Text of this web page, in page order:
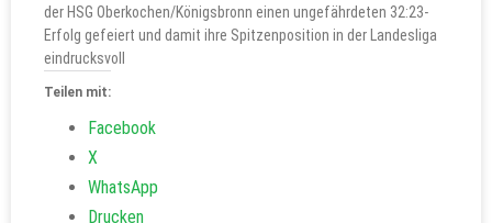
der HSG Oberkochen/Königsbronn einen ungefährdeten 32:23-
Erfolg gefeiert und damit ihre Spitzenposition in der Landesliga
eindrucksvoll
Teilen mit:
Facebook
X
WhatsApp
Drucken